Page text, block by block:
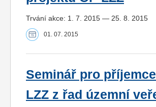
Trvání akce: 1. 7. 2015 — 25. 8. 2015
01. 07. 2015
Seminář pro
LZZ z řad územní